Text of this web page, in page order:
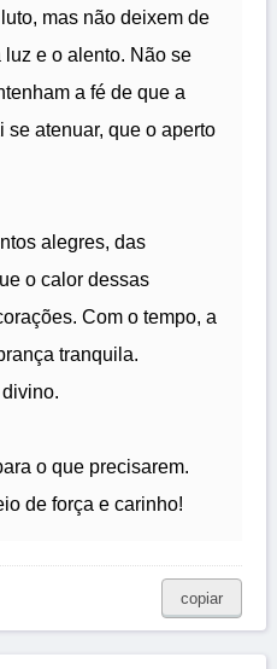
mas não deixem de
luz e o alento. Não se
a fé de que a
se atenuar, que o aperto
alegres, das
o calor dessas
Com o tempo, a
tranquila.
o que precisarem.
de força e carinho!
copiar